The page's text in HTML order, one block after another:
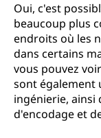
Oui, c'est
beaucoup plus
endroits où les
dans certains
vous pouvez
sont également
ingénierie, ainsi
d'encodage et